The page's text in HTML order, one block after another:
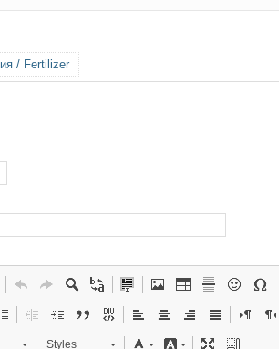
/ Fertilizer
Styles